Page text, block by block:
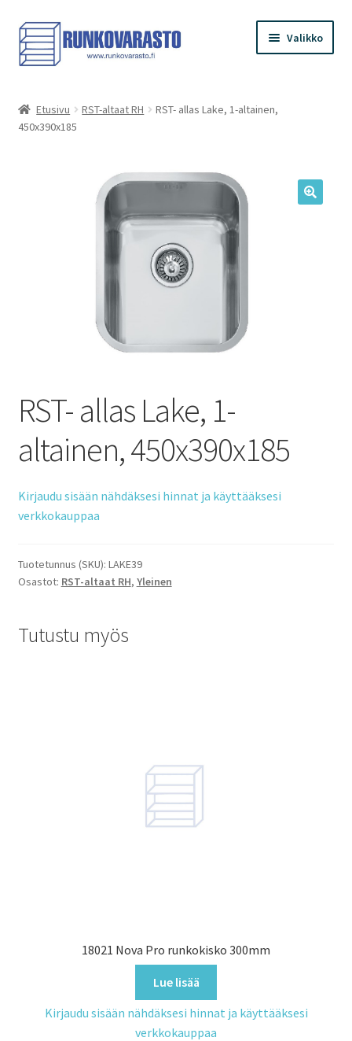
Siirry
navigointiin
Siirry
sisältöön
Valikko
Kauppa
Etusivu RST-altaat RH
RST- allas Lake, 1-altainen,
450x390x185
RST- allas Lake, 1-
altainen, 450x390x185
Kirjaudu sisään nähdäksesi hinnat ja käyttääksesi
verkkokauppaa
Tuotetunnus (SKU): LAKE39
Osastot: RST-altaat RH, Yleinen
Tutustu myös
18021 Nova Pro runkokisko 300mm
Lue lisää
Kirjaudu sisään nähdäksesi hinnat ja käyttääksesi
verkkokauppaa